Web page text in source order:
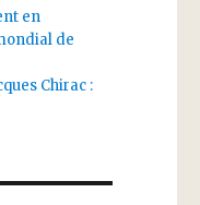
en
de
Chirac :